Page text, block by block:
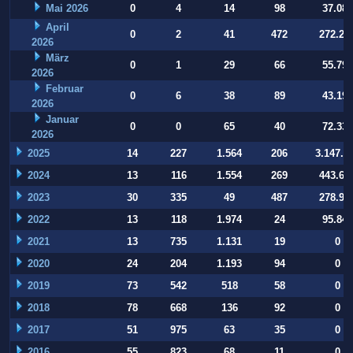
Mai 2026 0 4 14 98
37.084
April
2026
0 2 41 472
März
2026
0 1 29 66
55.794
Februar
2026
0 6 38 89
43.197
Januar
2026
0 0 65 40 72.332
2025 14 227 1.564 206
2024
13 116 1.554 269
2023
30 335 49 487
2022
13 118 1.974 24
95.847
2021
13 735 1.131 19
0
2020
24 204 1.193 94
0
2019
73 542 518 58
0
2018
78 668 136 92
0
2017
51 975 63 35
0